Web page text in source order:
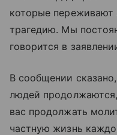
которые переживают
трагедию. Мы
говорится в
В сообщении
людей
вас продолжать
частную жизнь